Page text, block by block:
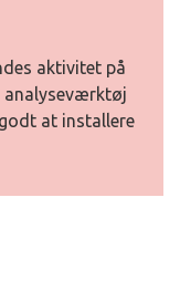
aktivitet på
analyseværktøj
at installere